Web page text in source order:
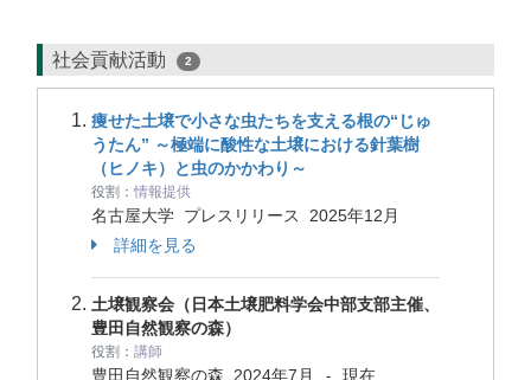
社会貢献活動 2
痩せた土壌で小さな虫たちを支える根の“じゅ
うたん” ～極端に酸性な土壌における針葉樹
（ヒノキ）と虫のかかわり～
役割： 情報提供
名古屋大学 プレスリリース 2025年12月
詳細を見る
土壌観察会（日本土壌肥料学会中部支部主催、
豊田自然観察の森）
役割： 講師
豊田自然観察の森 2024年7月 - 現在